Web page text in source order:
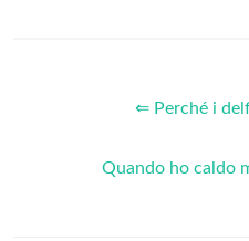
⇐ Perché i
Quando ho caldo